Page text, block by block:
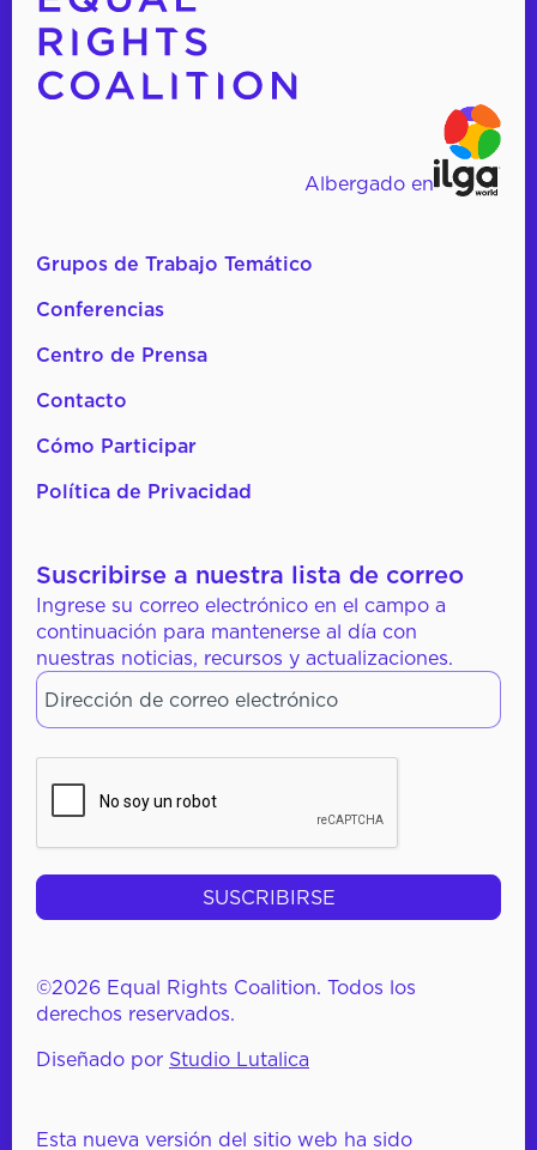
Albergado en
Grupos de Trabajo Temático
Conferencias
Centro de Prensa
Contacto
Cómo Participar
Política de Privacidad
Suscribirse a nuestra lista de correo
Ingrese su correo electrónico en el campo a
continuación para mantenerse al día con
nuestras noticias, recursos y actualizaciones.
Dirección de correo electrónico
©2026 Equal Rights Coalition. Todos los
derechos reservados.
Diseñado por Studio Lutalica
Esta nueva versión del sitio web ha sido